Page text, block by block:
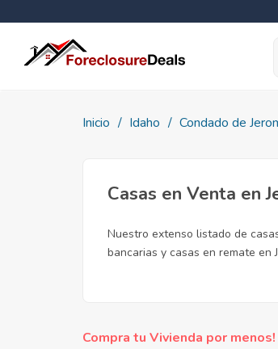
Inicio Idaho Condado de
Casas en Venta en
Nuestro extenso listado de
bancarias y casas en remate en
Compra tu Vivienda por